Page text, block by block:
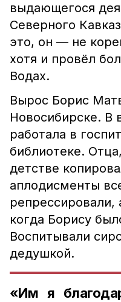
выдающегося
Северного
это, он — не
хотя и провёл
Водах.
Вырос Борис
Новосибирске. В
работала в
библиотеке.
детстве
аплодисменты
репрессировали,
когда Борису
Воспитывали
дедушкой.
«Им я